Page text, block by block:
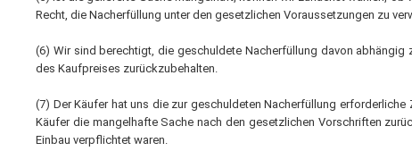
Recht, die Nacherfüllung unter den gesetzlichen Voraussetzungen zu
(6) Wir sind berechtigt, die geschuldete Nacherfüllung davon
des Kaufpreises zurückzubehalten.
(7) Der Käufer hat uns die zur geschuldeten Nacherfüllung
Käufer die mangelhafte Sache nach den gesetzlichen Vorschriften
Einbau verpflichtet waren.